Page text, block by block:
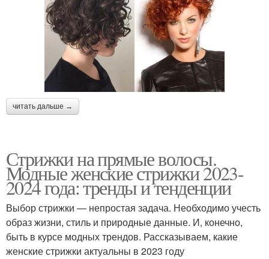
читать дальше →
Стрижки на прямые волосы.
Модные женские стрижки 2023-
2024 года: тренды и тенденции
Выбор стрижки — непростая задача. Необходимо учесть
образ жизни, стиль и природные данные. И, конечно,
быть в курсе модных трендов. Рассказываем, какие
женские стрижки актуальны в 2023 году